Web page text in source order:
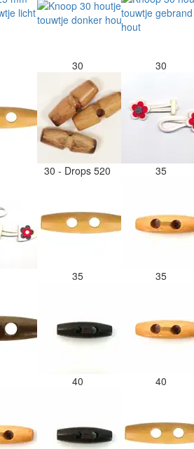
30 30
30 - Drops 520 35
35 35
40 40